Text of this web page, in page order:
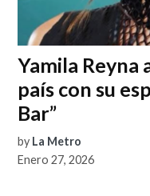
Yamila Reyna
país con su
Bar”
by La Metro
Enero 27, 2026